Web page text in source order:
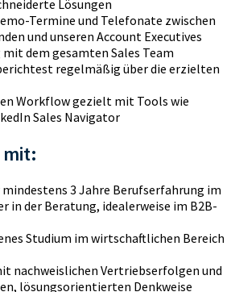
Lösungen
Termine und Telefonate zwischen
und unseren Account Executives
dem gesamten Sales Team
regelmäßig über die erzielten
Workflow gezielt mit Tools wie
Sales Navigator
mit:
3 Jahre Berufserfahrung im
in der Beratung, idealerweise im B2B-
Studium im wirtschaftlichen Bereich
nachweislichen Vertriebserfolgen und
lösungsorientierten Denkweise